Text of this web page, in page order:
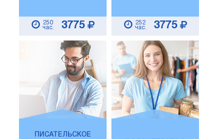
250
час.
3775
252
час.
3775
ПИСАТЕЛЬСКОЕ